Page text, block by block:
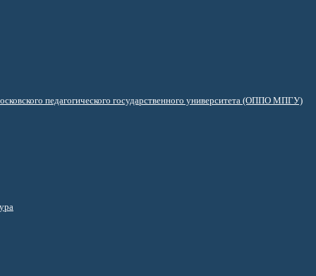
педагогического государственного университета (ОППО МПГУ)